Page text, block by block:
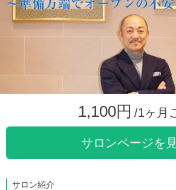
1,100円 /1ヶ月
サロンページを
サロン紹介